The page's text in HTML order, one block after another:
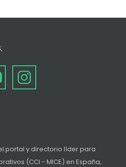
portal y directorio líder para
(CCI - MICE) en España,